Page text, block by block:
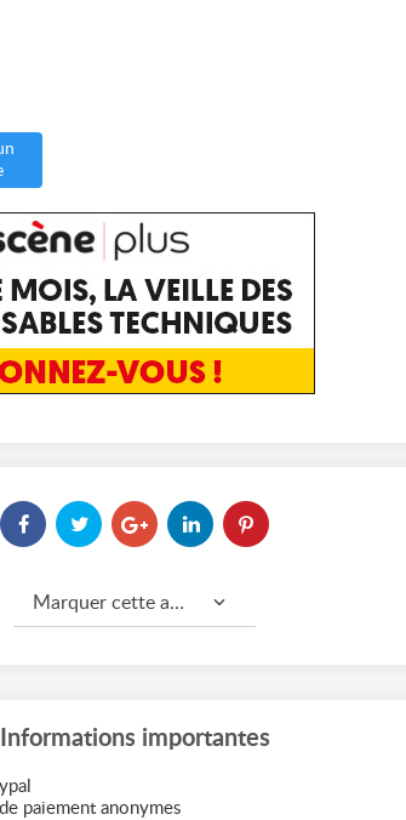
Marquer cette annonce comme...
Informations importantes
paiement anonymes